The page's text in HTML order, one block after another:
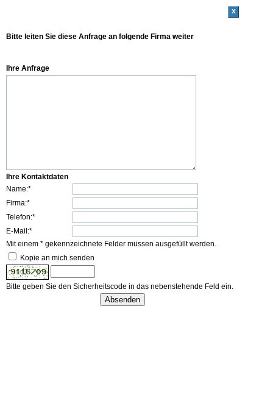
x
Bitte leiten Sie diese Anfrage an folgende Firma weiter
Ihre Anfrage
Ihre Kontaktdaten
Name:*
Firma:*
Telefon:*
E-Mail:*
Mit einem * gekennzeichnete Felder müssen ausgefüllt werden.
Kopie an mich senden
Bitte geben Sie den Sicherheitscode in das nebenstehende Feld ein.